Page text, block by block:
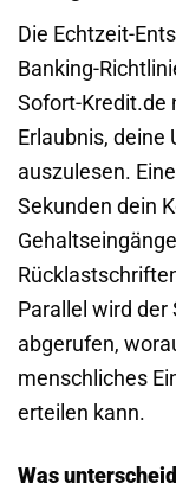
Die Echtzeit-
Banking-
Sofort-Kredit.de
Erlaubnis, deine
auszulesen.
Sekunden dein
Parallel wird der
abgerufen,
menschliches
erteilen kann.
Was